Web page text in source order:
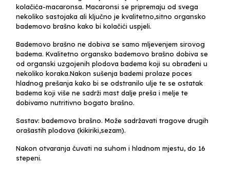
kolačića-macaronsa. Macaronsi se pripremaju od svega
nekoliko sastojaka ali ključno je kvalitetno,sitno organsko
bademovo brašno kako bi kolačići uspjeli.
Bademovo brašno ne dobiva se samo mljevenjem sirovog
badema. Kvalitetno organsko bademovo brašno dobiva se
od organski uzgojenih plodova badema koji su obrađeni u
nekoliko koraka.Nakon sušenja bademi prolaze poces
hladnog prešanja kako bi se odstranilo ulje te se ostatak
badema koji više ne sadrži mast dalje preša i melje te
dobivamo nutritivno bogato brašno.
Sastav: bademovo brašno. Može sadržavati tragove drugih
orašastih plodova (kikiriki,sezam).
Nakon otvaranja čuvati na suhom i hladnom mjestu, do 16
stepeni.